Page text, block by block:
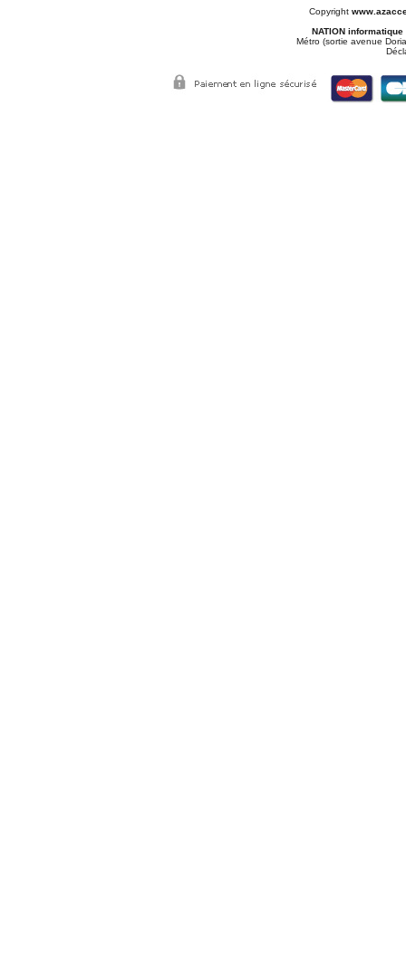
Copyright
NATION informatique
Métro (sortie avenue